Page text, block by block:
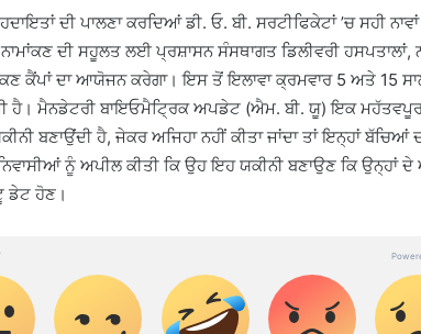
ਦੀ ਪਾਲਣਾ ਕਰਦਿਆਂ ਡੀ. ਓ. ਬੀ. ਸਰਟੀਫਿਕੇਟਾਂ ’ਚ ਸਹੀ
ਦੀ ਸਹੂਲਤ ਲਈ ਪ੍ਰਸ਼ਾਸਨ ਸੰਸਥਾਗਤ ਡਿਲੀਵਰੀ ਹਸਪਤਾਲਾਂ,
ਕੈਂਪਾਂ ਦਾ ਆਯੋਜਨ ਕਰੇਗਾ। ਇਸ ਤੋਂ ਇਲਾਵਾ ਕ੍ਰਮਵਾਰ 5 ਅਤੇ 15
ਹੈ। ਮੈਨਡੇਟਰੀ ਬਾਇਓਮੈਟ੍ਰਿਕ ਅਪਡੇਟ (ਐਮ. ਬੀ. ਯੂ) ਇਕ
ਬਣਾਉਂਦੀ ਹੈ, ਜੇਕਰ ਅਜਿਹਾ ਨਹੀਂ ਕੀਤਾ ਜਾਂਦਾ ਤਾਂ ਇਨ੍ਹਾਂ
ਨੂੰ ਅਪੀਲ ਕੀਤੀ ਕਿ ਉਹ ਇਹ ਯਕੀਨੀ ਬਣਾਉਣ ਕਿ ਉਨ੍ਹਾਂ
ਡੇਟ ਹੋਣ।